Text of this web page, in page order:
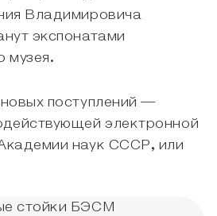
Владимировича
экспонатами
музея.
поступлений —
электронной
наук СССР, или